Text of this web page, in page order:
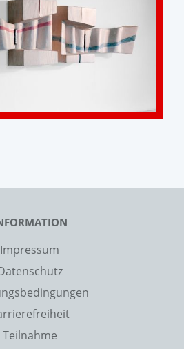
Impressum
Teilnahme